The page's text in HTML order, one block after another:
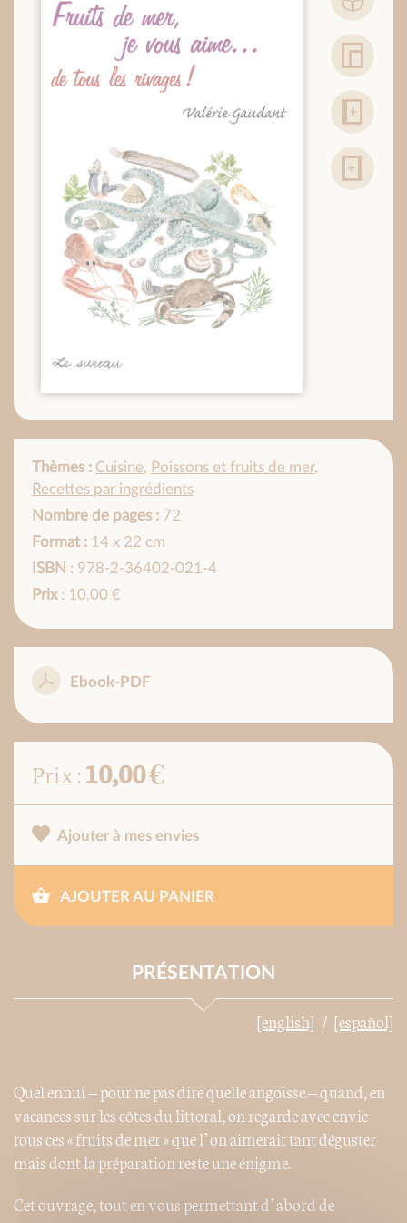
Thèmes : Cuisine, Poissons et fruits de mer,
Recettes par ingrédients
Nombre de pages : 72
Format : 14 x 22 cm
ISBN : 978-2-36402-021-4
Prix: 10,00 €
Ebook-PDF
Prix :10,00 €
Ajouter à mes envies
AJOUTER AU PANIER
PRÉSENTATION
[english] [español]
Quel ennui – pour ne pas dire quelle angoisse – quand, en
vacances sur les côtes du littoral, on regarde avec envie
tous ces « fruits de mer » que l’on aimerait tant déguster
mais dont la préparation reste une énigme.
Cet ouvrage, tout en vous permettant d’abord de